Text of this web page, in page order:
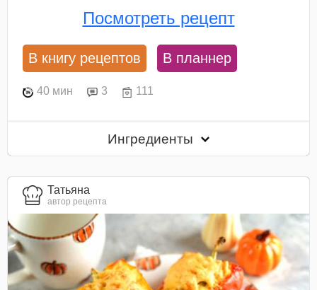
Посмотреть рецепт
В книгу рецептов В планнер
40 мин 3 111
Ингредиенты
Татьяна
автор рецепта